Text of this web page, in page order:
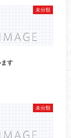
未分類
す
未分類